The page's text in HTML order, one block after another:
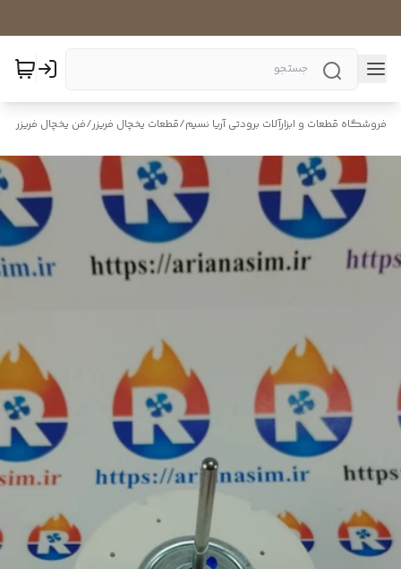
فروشگاه قطعات و ابزارآلات برودتی آریا نسیم/قطعات یخچال فریزر/فن یخچال فریزر